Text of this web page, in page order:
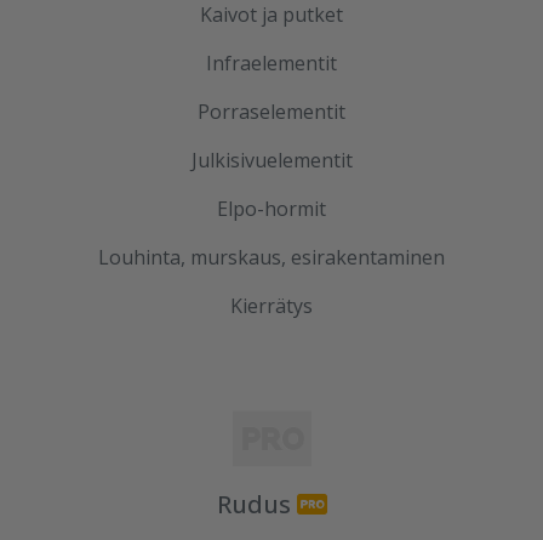
Kaivot ja putket
Infraelementit
Porraselementit
Julkisivuelementit
Elpo-hormit
Louhinta, murskaus, esirakentaminen
Kierrätys
Rudus